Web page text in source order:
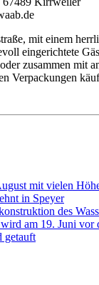
mit einem
eingerichtete
zusammen mit
Verpackungen
mit vielen
in Speyer
des
am 19. Juni vor
getauft